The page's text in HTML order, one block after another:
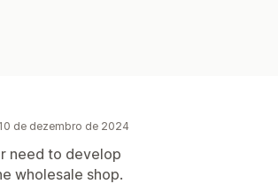
10 de dezembro de 2024
need to develop
wholesale shop.